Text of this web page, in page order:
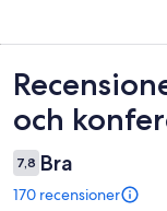
Recensioner
och
7,8 Bra
170 recensioner